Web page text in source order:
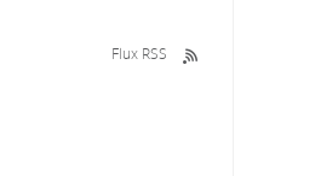
Flux RSS